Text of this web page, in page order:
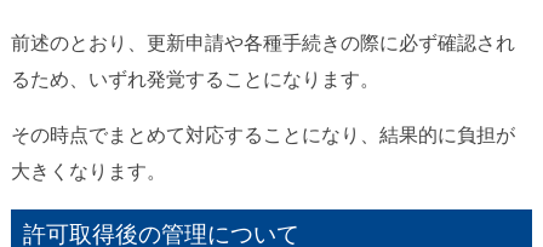
前述のとおり、更新申請や各種手続きの際に必ず確認され
るため、いずれ発覚することになります。
その時点でまとめて対応することになり、結果的に負担が
大きくなります。
許可取得後の管理について